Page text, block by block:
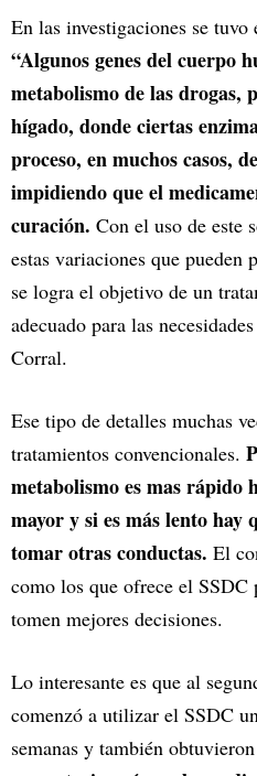
En las investigaciones se
“Algunos genes del cuerpo
metabolismo de las drogas,
hígado, donde ciertas
proceso, en muchos casos,
impidiendo que el
curación. Con el uso de este
estas variaciones que pueden
se logra el objetivo de un
adecuado para las
Corral.
Ese tipo de detalles muchas
tratamientos convencionales.
metabolismo es mas rápido
mayor y si es más lento hay
tomar otras conductas. El
como los que ofrece el
tomen mejores decisiones.
Lo interesante es que al
comenzó a utilizar el SSDC
semanas y también